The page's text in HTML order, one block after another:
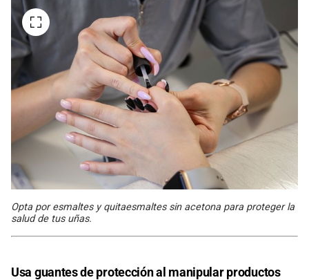
Opta por esmaltes y quitaesmaltes sin acetona para proteger la
salud de tus uñas.
Usa guantes de protección al manipular productos